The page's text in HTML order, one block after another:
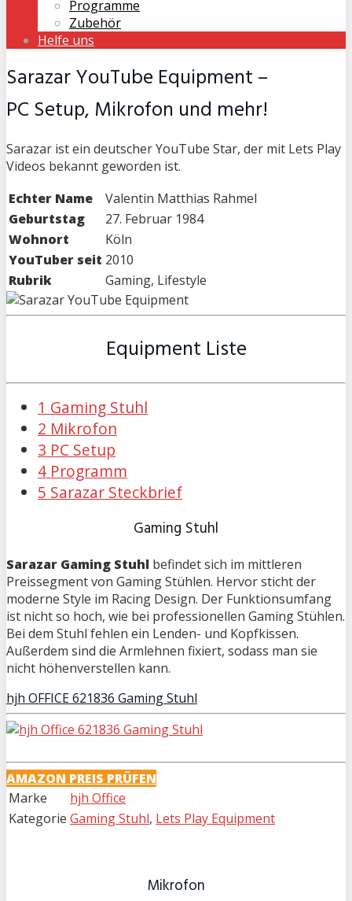
Programme
Zubehör
Helfe uns
Sarazar YouTube Equipment –
PC Setup, Mikrofon und mehr!
Sarazar ist ein deutscher YouTube Star, der mit Lets Play
Videos bekannt geworden ist.
Echter Name
Valentin Matthias Rahmel
Geburtstag
27. Februar 1984
Wohnort
Köln
YouTuber seit 2010
Rubrik
Gaming, Lifestyle
Equipment Liste
1 Gaming Stuhl
2 Mikrofon
3 PC Setup
4 Programm
5 Sarazar Steckbrief
Gaming Stuhl
Sarazar Gaming Stuhl befindet sich im mittleren
Preissegment von Gaming Stühlen. Hervor sticht der
moderne Style im Racing Design. Der Funktionsumfang
ist nicht so hoch, wie bei professionellen Gaming Stühlen.
Bei dem Stuhl fehlen ein Lenden- und Kopfkissen.
Außerdem sind die Armlehnen fixiert, sodass man sie
nicht höhenverstellen kann.
hjh OFFICE 621836 Gaming Stuhl
AMAZON PREIS PRÜFEN
Marke
hjh Office
Kategorie Gaming Stuhl, Lets Play Equipment
Mikrofon